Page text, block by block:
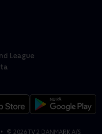
League
© 2026TV 2 DANMARK A/S